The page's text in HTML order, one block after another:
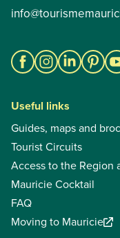
Useful links
Guides, maps and
Tourist Circuits
Access to the Region
Mauricie Cocktail
FAQ
Moving to Mauricie